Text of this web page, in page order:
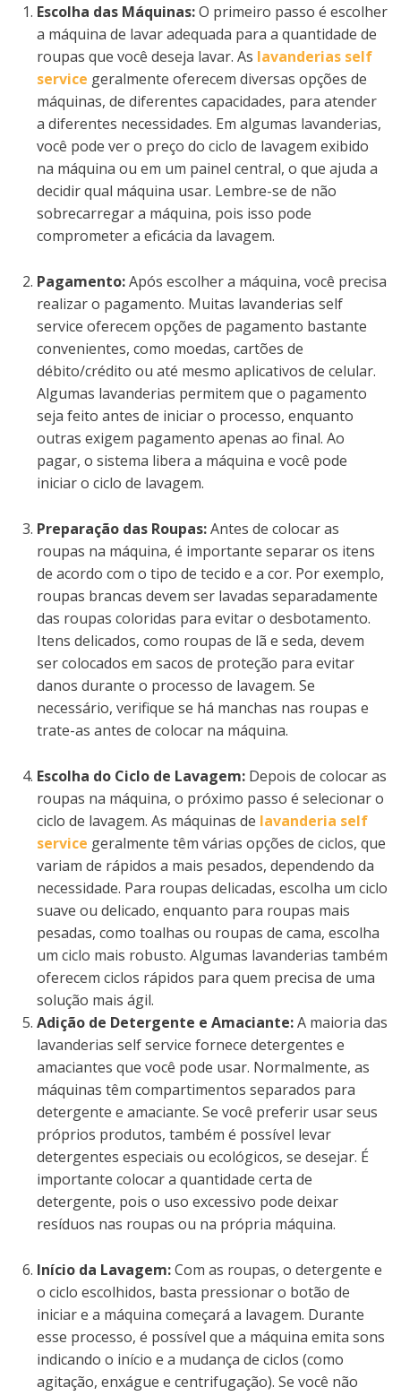
Escolha das Máquinas:O primeiro passo é escolher
a máquina de lavar adequada para a quantidade de
roupas que você deseja lavar. As lavanderias self
service geralmente oferecem diversas opções de
máquinas, de diferentes capacidades, para atender
a diferentes necessidades. Em algumas lavanderias,
você pode ver o preço do ciclo de lavagem exibido
na máquina ou em um painel central, o que ajuda a
decidir qual máquina usar. Lembre-se de não
sobrecarregar a máquina, pois isso pode
comprometer a eficácia da lavagem.
Pagamento:Após escolher a máquina, você precisa
realizar o pagamento. Muitas lavanderias self
service oferecem opções de pagamento bastante
convenientes, como moedas, cartões de
débito/crédito ou até mesmo aplicativos de celular.
Algumas lavanderias permitem que o pagamento
seja feito antes de iniciar o processo, enquanto
outras exigem pagamento apenas ao final. Ao
pagar, o sistema libera a máquina e você pode
iniciar o ciclo de lavagem.
Preparação das Roupas:Antes de colocar as
roupas na máquina, é importante separar os itens
de acordo com o tipo de tecido e a cor. Por exemplo,
roupas brancas devem ser lavadas separadamente
das roupas coloridas para evitar o desbotamento.
Itens delicados, como roupas de lã e seda, devem
ser colocados em sacos de proteção para evitar
danos durante o processo de lavagem. Se
necessário, verifique se há manchas nas roupas e
trate-as antes de colocar na máquina.
Escolha do Ciclo de Lavagem: Depois de colocar as
roupas na máquina, o próximo passo é selecionar o
ciclo de lavagem. As máquinas de lavanderia self
service geralmente têm várias opções de ciclos, que
variam de rápidos a mais pesados, dependendo da
necessidade. Para roupas delicadas, escolha um ciclo
suave ou delicado, enquanto para roupas mais
pesadas, como toalhas ou roupas de cama, escolha
um ciclo mais robusto. Algumas lavanderias também
oferecem ciclos rápidos para quem precisa de uma
solução mais ágil.
Adição de Detergente e Amaciante:A maioria das
lavanderias self service fornece detergentes e
amaciantes que você pode usar. Normalmente, as
máquinas têm compartimentos separados para
detergente e amaciante. Se você preferir usar seus
próprios produtos, também é possível levar
detergentes especiais ou ecológicos, se desejar. É
importante colocar a quantidade certa de
detergente, pois o uso excessivo pode deixar
resíduos nas roupas ou na própria máquina.
Início da Lavagem:Com as roupas, o detergente e
o ciclo escolhidos, basta pressionar o botão de
iniciar e a máquina começará a lavagem. Durante
esse processo, é possível que a máquina emita sons
indicando o início e a mudança de ciclos (como
agitação, enxágue e centrifugação). Se você não